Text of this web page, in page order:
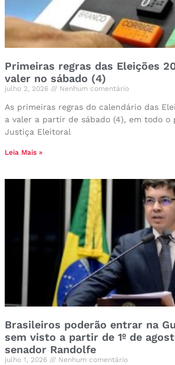
Primeiras regras das Eleições
valer no sábado (4)
julho 2, 2026 Nenhum comentário
As primeiras regras do calendário das
a valer a partir de sábado (4), em todo o
Justiça Eleitoral
Leia Mais »
Brasileiros poderão entrar na
sem visto a partir de 1º de
senador Randolfe
julho 1, 2026 Nenhum comentário